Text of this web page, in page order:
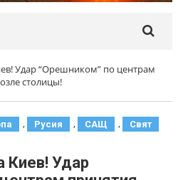
Удар “Орешником” по центрам
столицы!
, Русия , САЩ , Свят
Киев! Удар